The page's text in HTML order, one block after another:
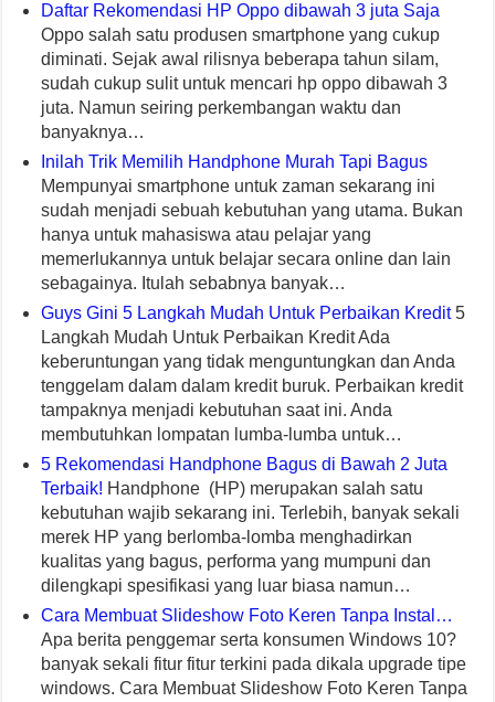
Daftar Rekomendasi HP Oppo dibawah 3 juta Saja
Oppo salah satu produsen smartphone yang cukup
diminati. Sejak awal rilisnya beberapa tahun silam,
sudah cukup sulit untuk mencari hp oppo dibawah 3
juta. Namun seiring perkembangan waktu dan
banyaknya…
Inilah Trik Memilih Handphone Murah Tapi Bagus
Mempunyai smartphone untuk zaman sekarang ini
sudah menjadi sebuah kebutuhan yang utama. Bukan
hanya untuk mahasiswa atau pelajar yang
memerlukannya untuk belajar secara online dan lain
sebagainya. Itulah sebabnya banyak…
Guys Gini 5 Langkah Mudah Untuk Perbaikan Kredit5
Langkah Mudah Untuk Perbaikan Kredit Ada
keberuntungan yang tidak menguntungkan dan Anda
tenggelam dalam dalam kredit buruk. Perbaikan kredit
tampaknya menjadi kebutuhan saat ini. Anda
membutuhkan lompatan lumba-lumba untuk…
5 Rekomendasi Handphone Bagus di Bawah 2 Juta
Terbaik! Handphone (HP) merupakan salah satu
kebutuhan wajib sekarang ini. Terlebih, banyak sekali
merek HP yang berlomba-lomba menghadirkan
kualitas yang bagus, performa yang mumpuni dan
dilengkapi spesifikasi yang luar biasa namun…
Cara Membuat Slideshow Foto Keren Tanpa Instal…
Apa berita penggemar serta konsumen Windows 10?
banyak sekali fitur fitur terkini pada dikala upgrade tipe
windows. Cara Membuat Slideshow Foto Keren Tanpa